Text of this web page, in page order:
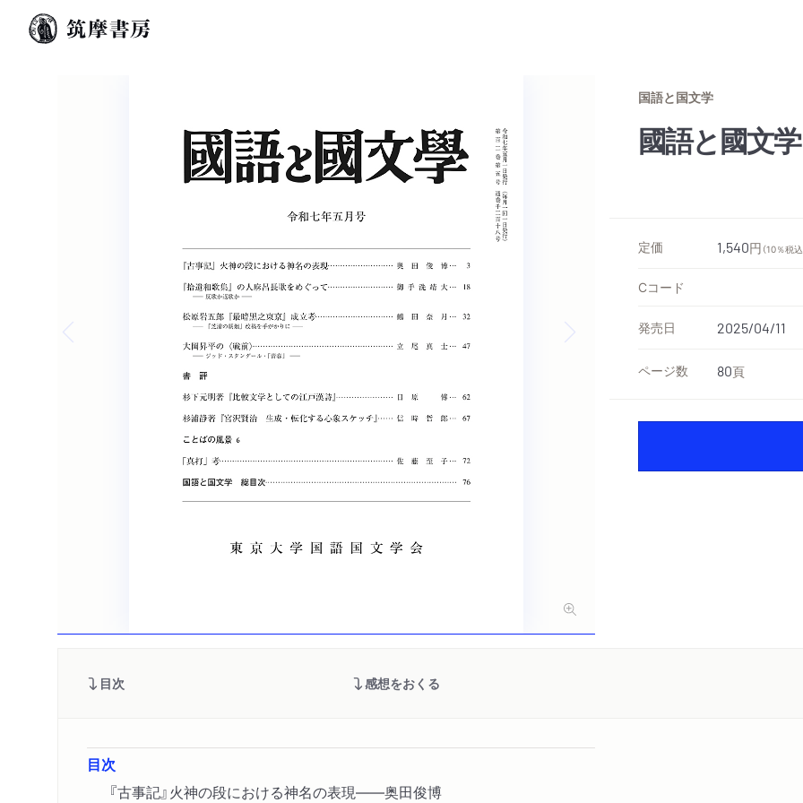
国語と国文学
國語と國文
定価 1,540円 （10％税込
Cコード
発売日 2025/04/11
ページ数 80頁
目次 感想をおくる
目次
『古事記』火神の段における神名の表現――奥田俊博